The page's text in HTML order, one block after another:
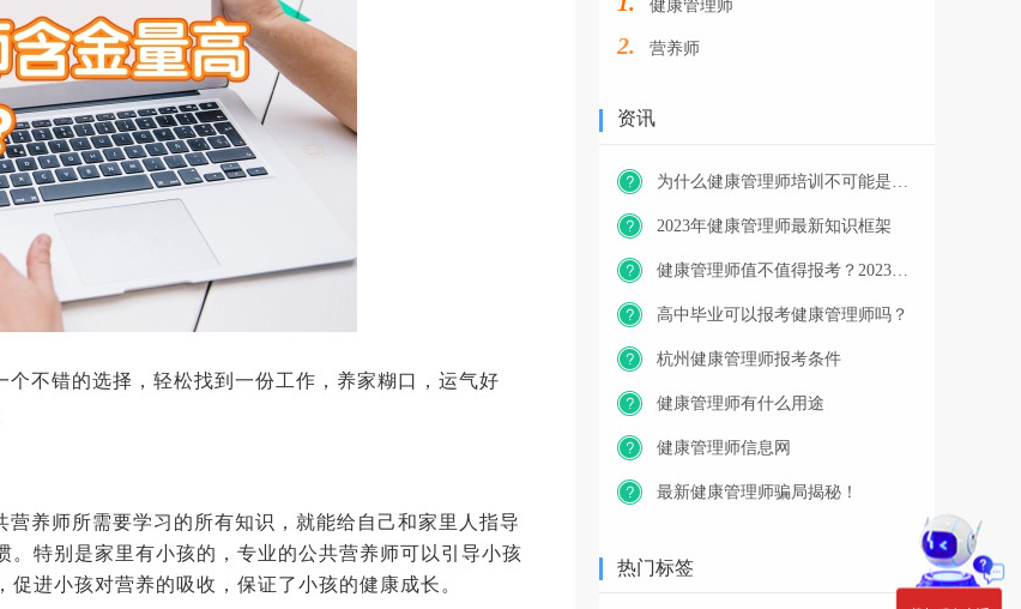
不错的选择，轻松找到一份工作，养家糊口，运气好
营养师所需要学习的所有知识，就能给自己和家里人指导
特别是家里有小孩的，专业的公共营养师可以引导小孩
进小孩对营养的吸收，保证了小孩的健康成长。
健康管理师
2. 营养师
资讯
2023年健康管理师最新知识框架
高中毕业可以报考健康管理师吗？
杭州健康管理师报考条件
健康管理师有什么用途
健康管理师信息网
最新健康管理师骗局揭秘！
热门标签